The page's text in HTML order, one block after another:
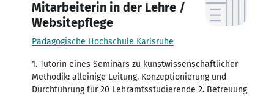
Mitarbeiterin in der Lehre /
Websitepflege
Pädagogische Hochschule Karlsruhe
1. Tutorin eines Seminars zu kunstwissenschaftlicher
Methodik: alleinige Leitung, Konzeptionierung und
Durchführung für 20 Lehramtsstudierende 2. Betreuung